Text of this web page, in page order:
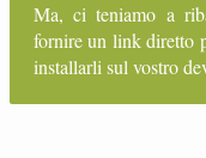
Ma, ci teniamo a
fornire un link diretto
installarli sul vostro